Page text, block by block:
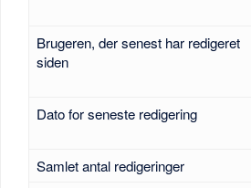
Brugeren, der senest har redigeret
siden
Dato for seneste redigering
Samlet antal redigeringer